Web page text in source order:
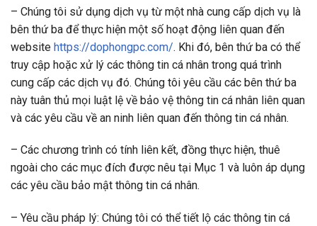
– Chúng tôi sử dụng dịch vụ từ một nhà cung cấp dịch vụ là
bên thứ ba để thực hiện một số hoạt động liên quan đến
website https://dophongpc.com/. Khi đó, bên thứ ba có thể
truy cập hoặc xử lý các thông tin cá nhân trong quá trình
cung cấp các dịch vụ đó. Chúng tôi yêu cầu các bên thứ ba
này tuân thủ mọi luật lệ về bảo vệ thông tin cá nhân liên quan
và các yêu cầu về an ninh liên quan đến thông tin cá nhân.
– Các chương trình có tính liên kết, đồng thực hiện, thuê
ngoài cho các mục đích được nêu tại Mục 1 và luôn áp dụng
các yêu cầu bảo mật thông tin cá nhân.
– Yêu cầu pháp lý: Chúng tôi có thể tiết lộ các thông tin cá